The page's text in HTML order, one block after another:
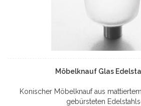
Möbelknauf Glas
Konischer Möbelknauf aus
gebürsteten